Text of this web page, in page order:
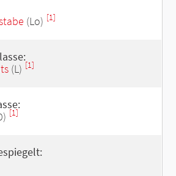
(Lo) [1]
(L) [1]
[1]